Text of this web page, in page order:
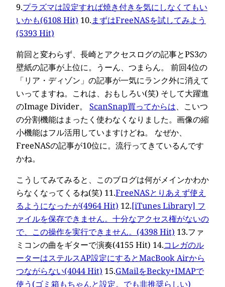
9.プラズマは設定すれば焼き付きを気にしなくてもい
いかも(6108 Hit) 10.まずはFreeNASを試してみよう
(5393 Hit)
前回と変わらず、長崎とアクセスログの記事とPS3の
壁紙の記事が上位に。うーん、つまらん。 前回4位の
「リア・ディゾン」の記事が一気にランク外に消えて
いってますね。これは、おもしろい(笑) そして大躍進
のImage Divider。 ScanSnap買ってからは、こいつ
の分割機能はまったく使わなくなりました。画像の縮
小機能はフル活用していますけどね。 なぜか、
FreeNASの記事が10位に。流行ってきているんです
かね。
こうしてみてみると、このブログは何がメインかわか
らなくなってくるね(笑) 11.FreeNASとりあえず使え
るようになったが(4964 Hit) 12.[iTunes Library] フ
ァイルを保存できません。十分なアクセス権がないの
で、この操作を実行できません。(4398 Hit) 13.ファ
ミコンの曲をギターで演奏(4155 Hit) 14.コレガのル
ーターはステルスAP設定にするとMacBook Airから
つながらない(4044 Hit) 15.GMailをBecky+IMAPで
使う(ゴミ箱もちゃんと設定。でも非推奨らしい)